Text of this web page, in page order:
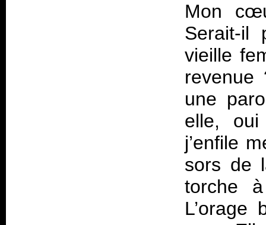
Mon
Serait-il
vieille
une
elle,
j’enfile
sors de
torche
L’orage